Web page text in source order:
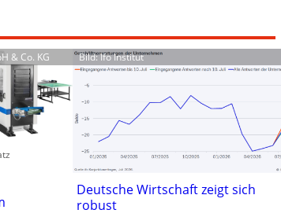
& Co. KG Bild: Ifo Institut
Deutsche Wirtschaft zeigt sich
robust